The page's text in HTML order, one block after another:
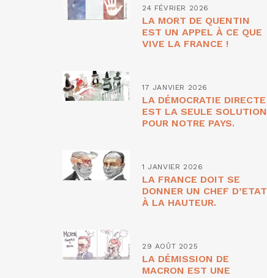
24 FÉVRIER 2026
LA MORT DE QUENTIN
EST UN APPEL À CE QUE
VIVE LA FRANCE !
17 JANVIER 2026
LA DÉMOCRATIE DIRECTE
EST LA SEULE SOLUTION
POUR NOTRE PAYS.
1 JANVIER 2026
LA FRANCE DOIT SE
DONNER UN CHEF D’ETAT
À LA HAUTEUR.
29 AOÛT 2025
LA DÉMISSION DE
MACRON EST UNE